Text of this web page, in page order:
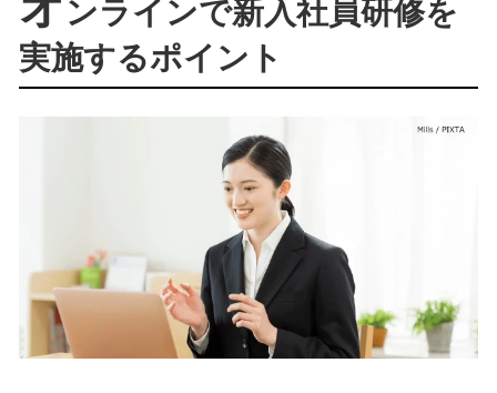
ンラインで新入社員研修を
実施するポイント